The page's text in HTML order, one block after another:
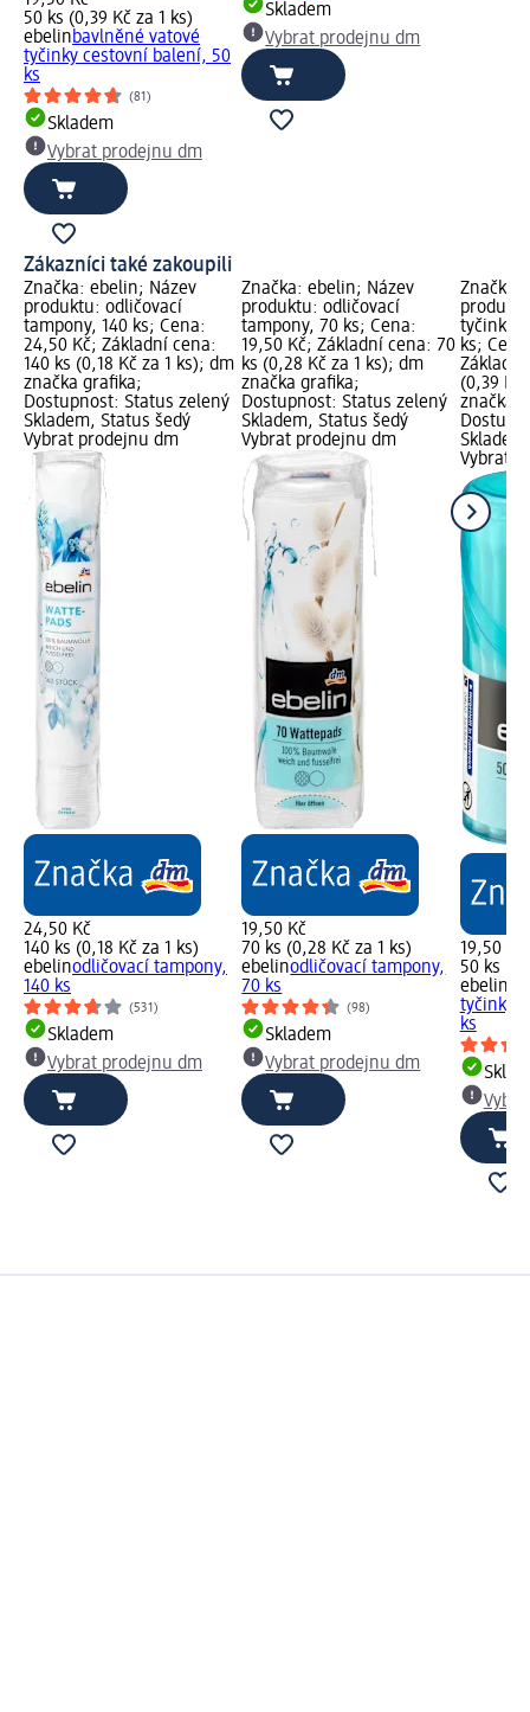
50 ks (0,39 Kč za 1 ks)
ebelinbavlněné vatové
tyčinky cestovní balení, 50
ks
(81)
Skladem
Vybrat prodejnu dm
Skladem
Vybrat prodejnu dm
Zákazníci také zakoupili
Značka: ebelin; Název
produktu: odličovací
tampony, 140 ks; Cena:
24,50 Kč; Základní cena:
140 ks (0,18 Kč za 1 ks); dm
značka grafika;
Dostupnost: Status zelený
Skladem, Status šedý
Vybrat prodejnu dm
24,50 Kč
140 ks (0,18 Kč za 1 ks)
ebelinodličovací tampony,
140 ks
(531)
Skladem
Vybrat prodejnu dm
Značka: ebelin; Název
produktu: odličovací
tampony, 70 ks; Cena:
19,50 Kč; Základní cena: 70
ks (0,28 Kč za 1 ks); dm
značka grafika;
Dostupnost: Status zelený
Skladem, Status šedý
Vybrat prodejnu dm
19,50 Kč
70 ks (0,28 Kč za 1 ks)
ebelinodličovací tampony,
70 ks
(98)
Skladem
Vybrat prodejnu dm
Značka:
tyčinky
ks;
(0,39 Kč
značka
Vybrat
19,50 Kč
50 ks
ebelin
tyčinky
ks